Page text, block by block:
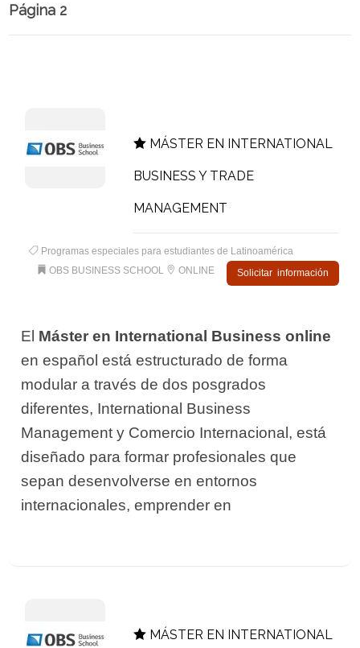
Página 2
MÁSTER EN INTERNATIONAL
BUSINESS Y TRADE
MANAGEMENT
Programas especiales para estudiantes de Latinoamérica
OBS BUSINESS SCHOOL
ONLINE Solicitar información
El Máster en International Business online
en español está estructurado de forma
modular a través de dos posgrados
diferentes, International Business
Management y Comercio Internacional, está
diseñado para formar profesionales que
sepan desenvolverse en entornos
internacionales, emprender en
MÁSTER EN INTERNATIONAL